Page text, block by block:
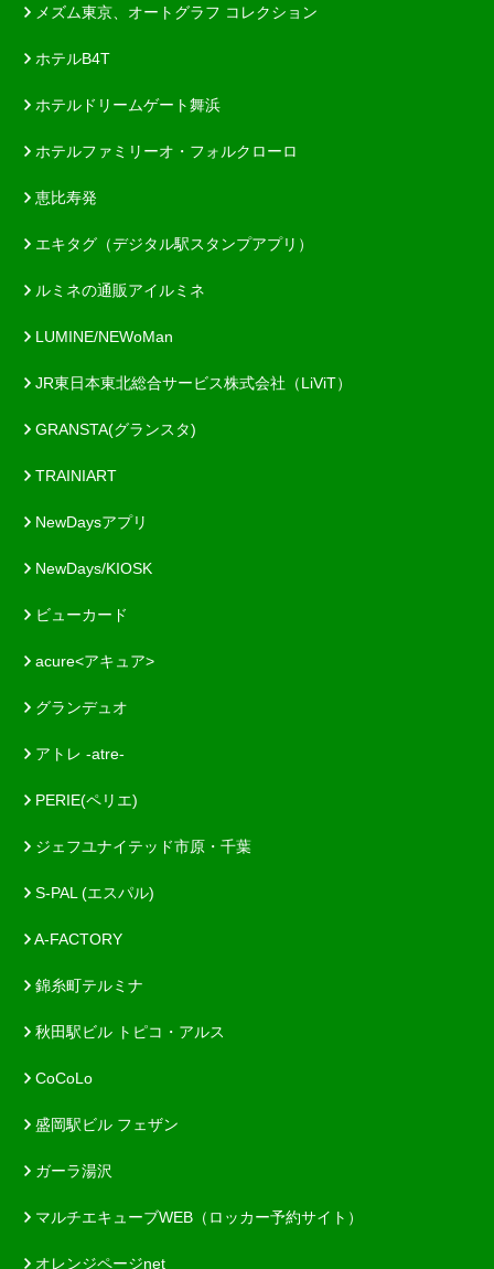
メズム東京、オートグラフ コレクション
ホテルB4T
ホテルドリームゲート舞浜
ホテルファミリーオ・フォルクローロ
恵比寿発
エキタグ（デジタル駅スタンプアプリ）
ルミネの通販アイルミネ
LUMINE/NEWoMan
JR東日本東北総合サービス株式会社（LiViT）
GRANSTA(グランスタ)
TRAINIART
NewDaysアプリ
NewDays/KIOSK
ビューカード
acure<アキュア>
グランデュオ
アトレ -atre-
PERIE(ペリエ)
ジェフユナイテッド市原・千葉
S-PAL (エスパル)
A-FACTORY
錦糸町テルミナ
秋田駅ビル トピコ・アルス
CoCoLo
盛岡駅ビル フェザン
ガーラ湯沢
マルチエキューブWEB（ロッカー予約サイト）
オレンジページnet